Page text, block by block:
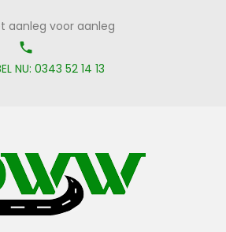
aanleg voor aanleg
call_on
NU: 0343 52 14 13